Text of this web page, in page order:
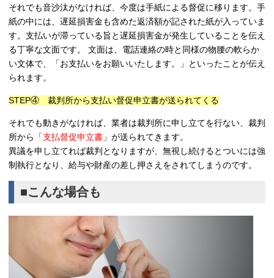
それでも音沙汰がなければ、今度は手紙による督促に移ります。手
紙の中には、遅延損害金も含めた返済額が記された紙が入っていま
す。支払いが滞っている旨と遅延損害金が発生していることを伝え
る丁寧な文面です。 文面は、電話連絡の時と同様の物腰の軟らか
い文体で、「お支払いをお願いいたします。」といったことが伝え
られます。
STEP④ 裁判所から支払い督促申立書が送られてくる
それでも動きがなければ、業者は裁判所に申し立てを行ない、裁判
所から「支払督促申立書 」が送られてきます。
異議を申し立てれば裁判となりますが、無視し続けるとついには強
制執行となり、給与や財産の差し押さえをされてしまうのです。
■こんな場合も